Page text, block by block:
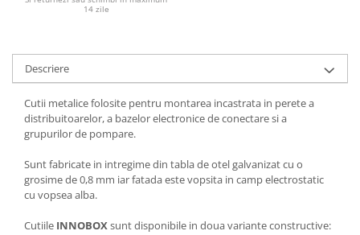
Radiatoare/Calorifere Brise
Radiatoare de Baie din otel - Drept
- Profil Rotund
RADIATOARE DE BAIE DIN OTEL
PURMO
Radiatoare din aluminiu
Radiatoare din aluminiu Vox Extra
Radiatoare aluminiu OSCAR
Radiatoare CONDOR
14 zile
Descriere
Cutii metalice folosite pentru montarea incastrata in perete a
distribuitoarelor, a bazelor electronice de conectare si a
grupurilor de pompare.
Sunt fabricate in intregime din tabla de otel galvanizat cu o
grosime de 0,8 mm iar fatada este vopsita in camp electrostatic
cu vopsea alba.
Cutiile INNOBOXsunt disponibile in doua variante constructive: